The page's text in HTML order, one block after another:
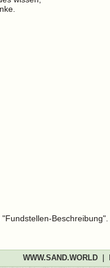
WWW.SAND.WORLD|